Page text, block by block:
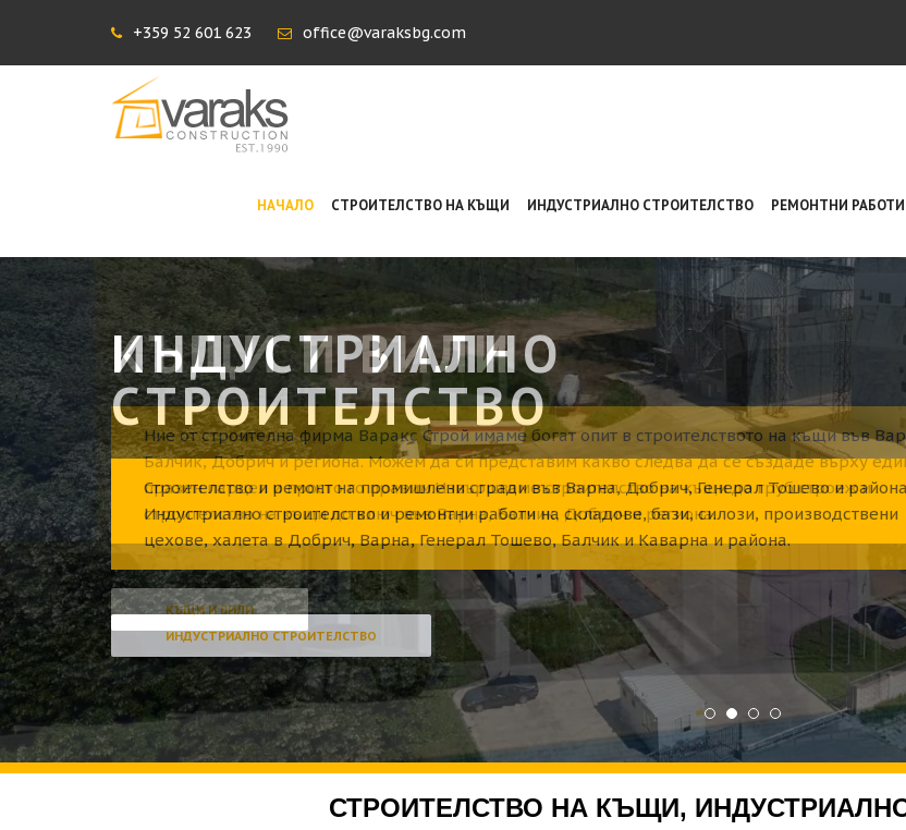
+359 52 601 623 office@varaksbg.com
НАЧАЛО СТРОИТЕЛСТВО НА КЪЩИ ИНДУСТРИАЛНО СТРОИТЕЛСТВО РЕМОНТНИ РАБОТИ
ИНДУСТРИАЛНО
СТРОИТЕЛСТВО
Строителство и ремонт на промишлени сгради във Варна, Добрич, Генерал Тошево и
Индустриално строителство и ремонтни работи на складове, бази, силози, производствени
цехове, халета в Добрич, Варна, Генерал Тошево, Балчик и Каварна и района.
ИНДУСТРИАЛНО СТРОИТЕЛСТВО
СТРОИТЕЛСТВО НА КЪЩИ,